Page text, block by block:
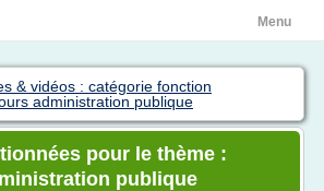
Menu
& vidéos : catégorie fonction
administration publique
pour le thème :
publique